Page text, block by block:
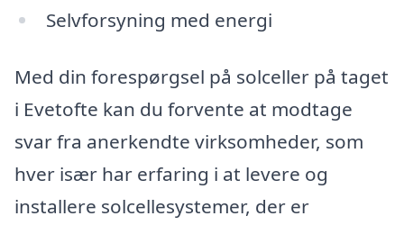
Selvforsyning med energi
Med din forespørgsel på solceller på taget
i Evetofte kan du forvente at modtage
svar fra anerkendte virksomheder, som
hver især har erfaring i at levere og
installere solcellesystemer, der er